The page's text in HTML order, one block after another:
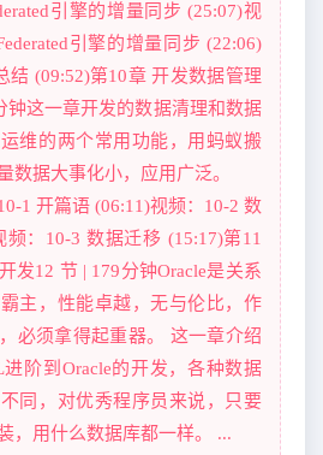
引擎的增量同步 (25:07)视
引擎的增量同步 (22:06)
结 (09:52)第10章 开发数据管理
钟这一章开发的数据清理和数据
维的两个常用功能，用蚂蚁搬
数据大事化小，应用广泛。
1 开篇语 (06:11)视频：10-2 数
频：10-3 数据迁移 (15:17)第11
发12 节 | 179分钟Oracle是关系
主，性能卓越，无与伦比，作
必须拿得起重器。 这一章介绍
进阶到Oracle的开发，各种数据
同，对优秀程序员来说，只要
，用什么数据库都一样。 ...